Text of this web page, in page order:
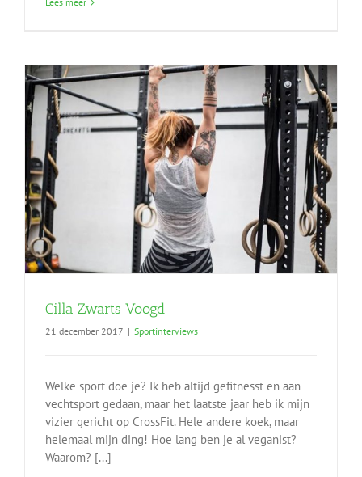
Cilla Zwarts Voogd
21 december 2017 | Sportinterviews
Welke sport doe je? Ik heb altijd gefitnesst en aan
vechtsport gedaan, maar het laatste jaar heb ik mijn
vizier gericht op CrossFit. Hele andere koek, maar
helemaal mijn ding! Hoe lang ben je al veganist?
Waarom? [...]